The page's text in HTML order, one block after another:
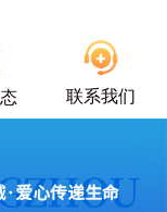
联系我们